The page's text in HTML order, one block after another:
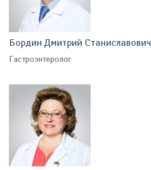
Бордин Дмитрий Станиславович
Гастроэнтеролог